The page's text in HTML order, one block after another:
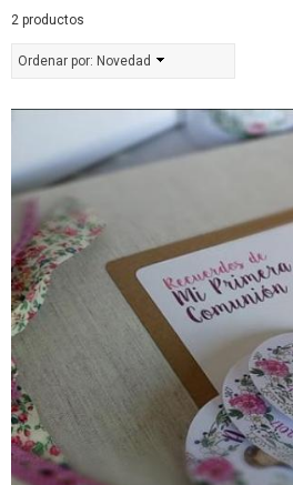
2 productos
Ordenar por: Novedad